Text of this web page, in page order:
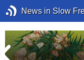
News in Slow